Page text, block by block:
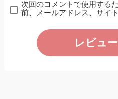
次回のコメントで使用する
前、メールアドレス、サイ